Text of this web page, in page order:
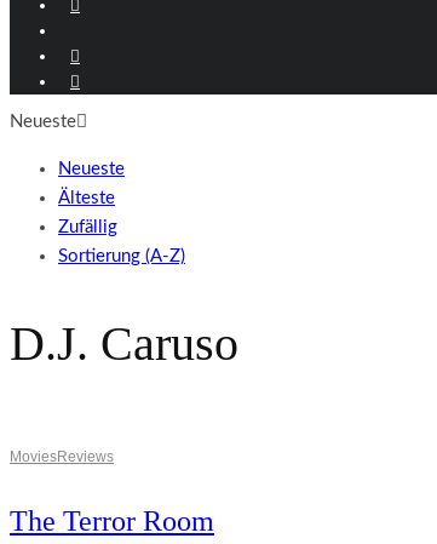
Neueste
Neueste
Älteste
Zufällig
Sortierung (A-Z)
D.J. Caruso
MoviesReviews
The Terror Room